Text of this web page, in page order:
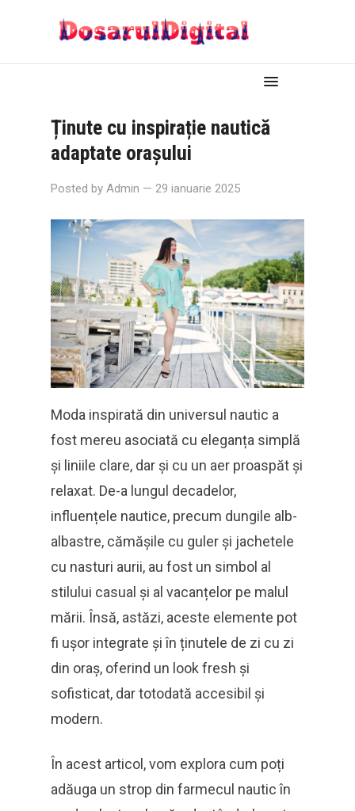
Ținute cu inspirație nautică
adaptate orașului
Posted by Admin — 29 ianuarie 2025
Moda inspirată din universul nautic a
fost mereu asociată cu eleganța simplă
și liniile clare, dar și cu un aer proaspăt și
relaxat. De-a lungul decadelor,
influențele nautice, precum dungile alb-
albastre, cămășile cu guler și jachetele
cu nasturi aurii, au fost un simbol al
stilului casual și al vacanțelor pe malul
mării. Însă, astăzi, aceste elemente pot
fi ușor integrate și în ținutele de zi cu zi
din oraș, oferind un look fresh și
sofisticat, dar totodată accesibil și
modern.
În acest articol, vom explora cum poți
adăuga un strop din farmecul nautic în